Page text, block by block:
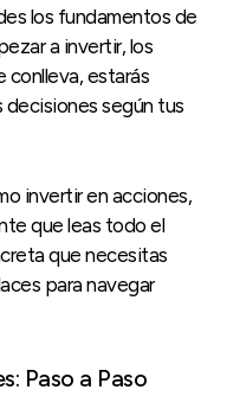
los fundamentos de
a invertir, los
conlleva, estarás
decisiones según tus
invertir en acciones,
que leas todo el
que necesitas
para navegar
Paso a Paso